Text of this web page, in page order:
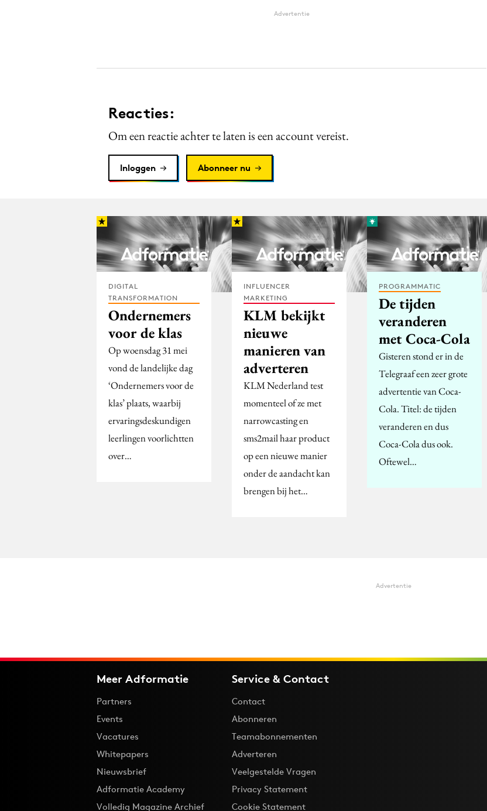
Advertentie
Reacties:
Om een reactie achter te laten is een account vereist.
Inloggen Abonneer nu
DIGITAL
TRANSFORMATION
Ondernemers
voor de klas
Op woensdag 31 mei
vond de landelijke dag
‘Ondernemers voor de
klas’ plaats, waarbij
ervaringsdeskundigen
leerlingen voorlichtten
over…
INFLUENCER
MARKETING
KLM bekijkt
nieuwe
manieren van
adverteren
KLM Nederland test
momenteel of ze met
narrowcasting en
sms2mail haar product
op een nieuwe manier
onder de aandacht kan
brengen bij het…
PROGRAMMATIC
De tijden
veranderen
met Coca-Cola
Gisteren stond er in de
Telegraaf een zeer grote
advertentie van Coca-
Cola. Titel: de tijden
veranderen en dus
Coca-Cola dus ook.
Oftewel…
Advertentie
Meer Adformatie
Partners
Events
Vacatures
Whitepapers
Nieuwsbrief
Adformatie Academy
Volledig Magazine Archief
Service & Contact
Contact
Abonneren
Teamabonnementen
Adverteren
Veelgestelde Vragen
Privacy Statement
Cookie Statement